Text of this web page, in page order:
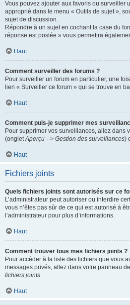
Vous pouvez ajouter aux favoris ou surveiller
approprié dans le menu « Outils de sujet »,
sujet de discussion.
Répondre à un sujet en cochant la case du
réponse est postée » vous permettra
Haut
Comment surveiller des forums ?
Pour surveiller un forum en particulier, une
lien « Surveiller ce forum » qui se trouve en
Haut
Comment puis-je supprimer mes
Pour supprimer vos surveillances, allez dans
(ongletAperçu --> Gestion des surveillances)
Haut
Fichiers joints
Quels fichiers joints sont autorisés sur ce
L’administrateur peut autoriser ou interdire
vous n’êtes pas sûr de ce qui est autorisé à
l’administrateur pour plus d’informations.
Haut
Comment trouver tous mes fichiers joints ?
Pour accéder à la liste des fichiers que vous
messages privés, allez dans votre panneau
fichiers joints.
Haut